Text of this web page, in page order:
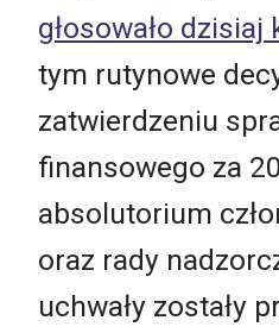
głosowało dzisiaj
tym rutynowe
zatwierdzeniu
finansowego za
absolutorium
oraz rady
uchwały zostały